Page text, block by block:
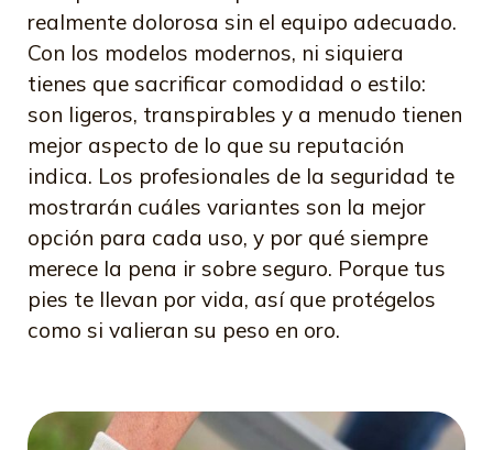
realmente dolorosa sin el equipo adecuado.
Con los modelos modernos, ni siquiera
tienes que sacrificar comodidad o estilo:
son ligeros, transpirables y a menudo tienen
mejor aspecto de lo que su reputación
indica. Los profesionales de la seguridad te
mostrarán cuáles variantes son la mejor
opción para cada uso, y por qué siempre
merece la pena ir sobre seguro. Porque tus
pies te llevan por vida, así que protégelos
como si valieran su peso en oro.